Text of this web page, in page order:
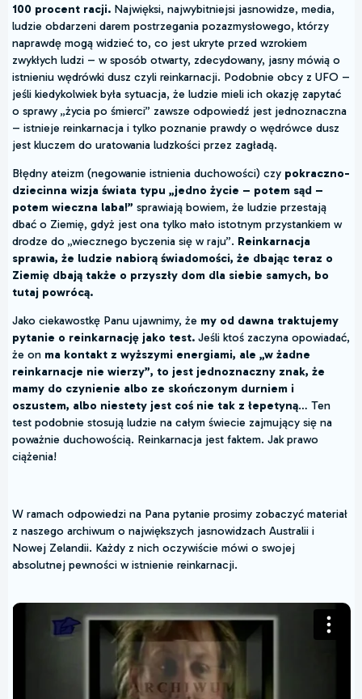
100 procent racji. Najwięksi, najwybitniejsi jasnowidze, media,
ludzie obdarzeni darem postrzegania pozazmysłowego, którzy
naprawdę mogą widzieć to, co jest ukryte przed wzrokiem
zwykłych ludzi – w sposób otwarty, zdecydowany, jasny mówią o
istnieniu wędrówki dusz czyli reinkarnacji. Podobnie obcy z UFO –
jeśli kiedykolwiek była sytuacja, że ludzie mieli ich okazję zapytać
o sprawy „życia po śmierci” zawsze odpowiedź jest jednoznaczna
– istnieje reinkarnacja i tylko poznanie prawdy o wędrówce dusz
jest kluczem do uratowania ludzkości przez zagładą.
Błędny ateizm (negowanie istnienia duchowości) czy pokraczno-
dziecinna wizja świata typu „jedno życie – potem sąd –
potem wieczna laba!” sprawiają bowiem, że ludzie przestają
dbać o Ziemię, gdyż jest ona tylko mało istotnym przystankiem w
drodze do „wiecznego byczenia się w raju”. Reinkarnacja
sprawia, że ludzie nabiorą świadomości, że dbając teraz o
Ziemię dbają także o przyszły dom dla siebie samych, bo
tutaj powrócą.
Jako ciekawostkę Panu ujawnimy, że my od dawna traktujemy
pytanie o reinkarnację jako test. Jeśli ktoś zaczyna opowiadać,
że on ma kontakt z wyższymi energiami, ale „w żadne
reinkarnacje nie wierzy”, to jest jednoznaczny znak, że
mamy do czynienie albo ze skończonym durniem i
oszustem, albo niestety jest coś nie tak z łepetyną… Ten
test podobnie stosują ludzie na całym świecie zajmujący się na
poważnie duchowością. Reinkarnacja jest faktem. Jak prawo
ciążenia!
W ramach odpowiedzi na Pana pytanie prosimy zobaczyć materiał
z naszego archiwum o największych jasnowidzach Australii i
Nowej Zelandii. Każdy z nich oczywiście mówi o swojej
absolutnej pewności w istnienie reinkarnacji.